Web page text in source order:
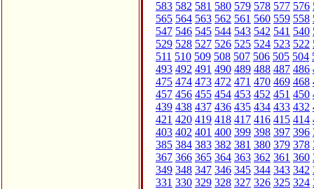
583 582 581 580 579 578 577 576
565 564 563 562 561 560 559 558
547 546 545 544 543 542 541 540
529 528 527 526 525 524 523 522
511 510 509 508 507 506 505 504
493 492 491 490 489 488 487 486
475 474 473 472 471 470 469 468
457 456 455 454 453 452 451 450
439 438 437 436 435 434 433 432
421 420 419 418 417 416 415 414
403 402 401 400 399 398 397 396
385 384 383 382 381 380 379 378
367 366 365 364 363 362 361 360
349 348 347 346 345 344 343 342
331 330 329 328 327 326 325 324